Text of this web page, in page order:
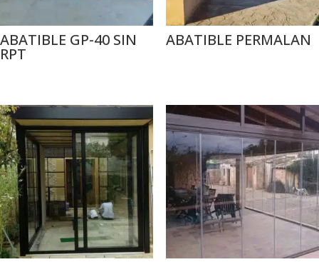
ABATIBLE GP-40 SIN
RPT
ABATIBLE PERMALAN